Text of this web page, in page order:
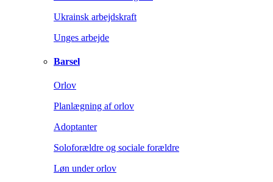
Ukrainsk arbejdskraft
Unges arbejde
Barsel
Orlov
Planlægning af orlov
Adoptanter
Soloforældre og sociale forældre
Løn under orlov